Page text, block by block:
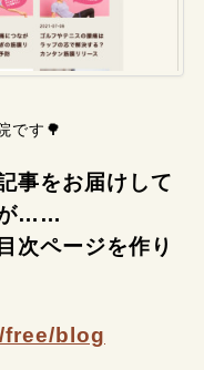
です🌳
事をお届けして
が……
次ページを作り
blog